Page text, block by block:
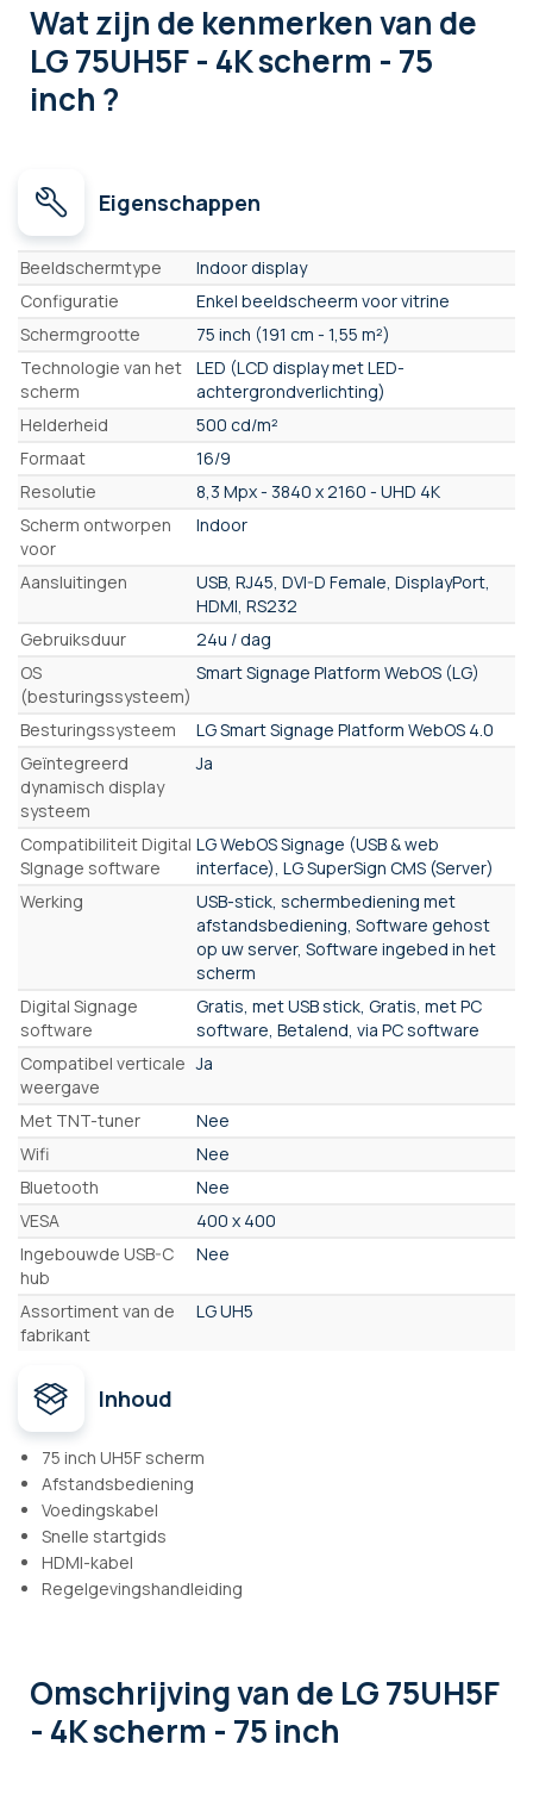
Wat zijn de kenmerkenvan de
LG 75UH5F - 4K scherm - 75
inch ?
Eigenschappen
Eigenschappen
Beeldschermtype
Indoor display
Configuratie
Enkel beeldscheerm voor vitrine
Schermgrootte
75 inch (191 cm - 1,55 m²)
Technologie van het
scherm
LED (LCD display met LED-
achtergrondverlichting)
Helderheid
500 cd/m²
Formaat
16/9
Resolutie
8,3 Mpx - 3840 x 2160 - UHD 4K
Scherm ontworpen
voor
Indoor
Aansluitingen
USB, RJ45, DVI-D Female, DisplayPort,
HDMI, RS232
Gebruiksduur
24u / dag
OS
(besturingssysteem)
Smart Signage Platform WebOS (LG)
Besturingssysteem
LG Smart Signage Platform WebOS 4.0
Geïntegreerd
dynamisch display
systeem
Ja
Compatibiliteit Digital
SIgnage software
LG WebOS Signage (USB & web
interface), LG SuperSign CMS (Server)
Werking
USB-stick, schermbediening met
afstandsbediening, Software gehost
op uw server, Software ingebed in het
scherm
Digital Signage
software
Gratis, met USB stick, Gratis, met PC
software, Betalend, via PC software
Compatibel verticale
weergave
Ja
Met TNT-tuner
Nee
Wifi
Nee
Bluetooth
Nee
VESA
400 x 400
Ingebouwde USB-C
hub
Nee
Assortiment van de
fabrikant
LG UH5
Inhoud
75 inch UH5F scherm
Afstandsbediening
Voedingskabel
Snelle startgids
HDMI-kabel
Regelgevingshandleiding
Omschrijvingvan de LG 75UH5F
- 4K scherm - 75 inch